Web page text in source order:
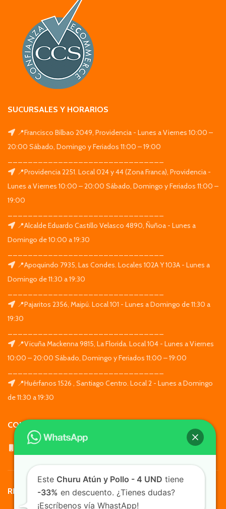
SUCURSALES Y HORARIOS
📍Francisco Bilbao 2049, Providencia - Lunes a Viernes 10:00 –
20:00 Sábado, Domingo y Feriados 11:00 – 19:00
📍Providencia 2251. Local 024 y 44 (Zona Franca), Providencia -
Lunes a Viernes 10:00 – 20:00 Sábado, Domingo y Feriados 11:00 –
19:00
📍Alcalde Eduardo Castillo Velasco 4890, Ñuñoa - Lunes a
Domingo de 10:00 a 19:30
📍Apoquindo 7935, Las Condes. Locales 102A Y 103A - Lunes a
Domingo de 11:30 a 19:30
📍Pajaritos 2356, Maipú. Local 101 - Lunes a Domingo de 11:30 a
19:30
📍Vicuña Mackenna 9815, La Florida. Local 104 - Lunes a Viernes
10:00 – 20:00 Sábado, Domingo y Feriados 11:00 – 19:00
📍Huérfanos 1526 , Santiago Centro. Local 2 - Lunes a Domingo
de 11:30 a 19:30
CONTACTO
REDES SOCIALES
Este Churu Atún y Pollo - 4 UND tiene
-33% en descuento. ¿Tienes dudas?
¡Escríbenos vía WhastApp!